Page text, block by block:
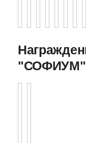
"СОФИУМ"